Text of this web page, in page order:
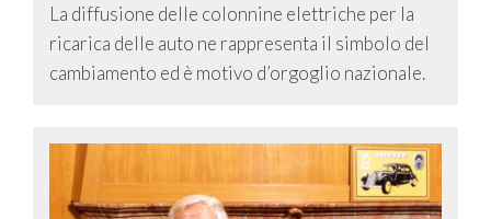
La diffusione delle colonnine elettriche per la
ricarica delle auto ne rappresenta il simbolo del
cambiamento ed è motivo d’orgoglio nazionale.